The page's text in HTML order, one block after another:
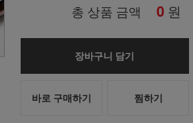
총 상품 금액 0 원
장바구니 담기
바로 구매하기 찜하기